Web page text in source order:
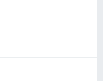
every site